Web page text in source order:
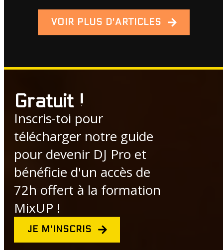
VOIR PLUS D'ARTICLES
Gratuit !
Inscris-toi pour
télécharger notre guide
pour devenir DJ Pro et
bénéficie d'un accès de
72h offert à la formation
MixUP !
JE M'INSCRIS